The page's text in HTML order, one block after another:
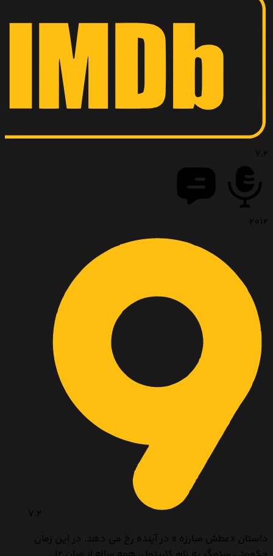
7.2
2012
7.2
داستان «عطش مبارزه » در آینده رخ می دهد. در این زمان